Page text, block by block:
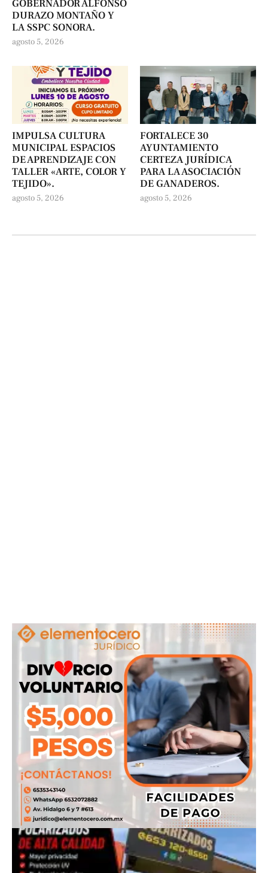
GOBERNADOR ALFONSO
DURAZO MONTAÑO Y
LA SSPC SONORA.
agosto 5, 2026
IMPULSA CULTURA
MUNICIPAL ESPACIOS
DE APRENDIZAJE CON
TALLER «ARTE, COLOR Y
TEJIDO».
agosto 5, 2026
FORTALECE 30
AYUNTAMIENTO
CERTEZA JURÍDICA
PARA LA ASOCIACIÓN
DE GANADEROS.
agosto 5, 2026